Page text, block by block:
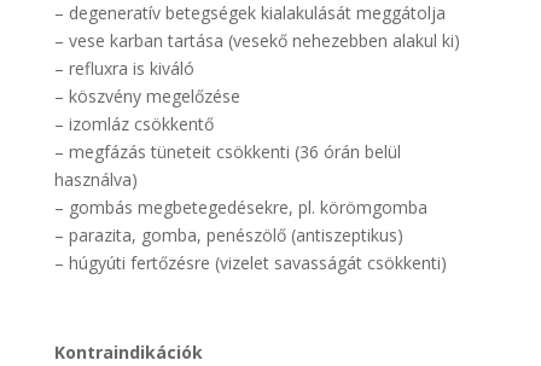
– degeneratív betegségek kialakulását meggátolja
– vese karban tartása (vesekő nehezebben alakul ki)
– refluxra is kiváló
– köszvény megelőzése
– izomláz csökkentő
– megfázás tüneteit csökkenti (36 órán belül
használva)
– gombás megbetegedésekre, pl. körömgomba
– parazita, gomba, penészölő (antiszeptikus)
– húgyúti fertőzésre (vizelet savasságát csökkenti)
Kontraindikációk